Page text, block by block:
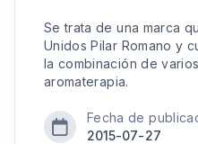
Se trata de una marca
Unidos Pilar Romano y
la combinación de
aromaterapia.
Fecha de
2015-07-27